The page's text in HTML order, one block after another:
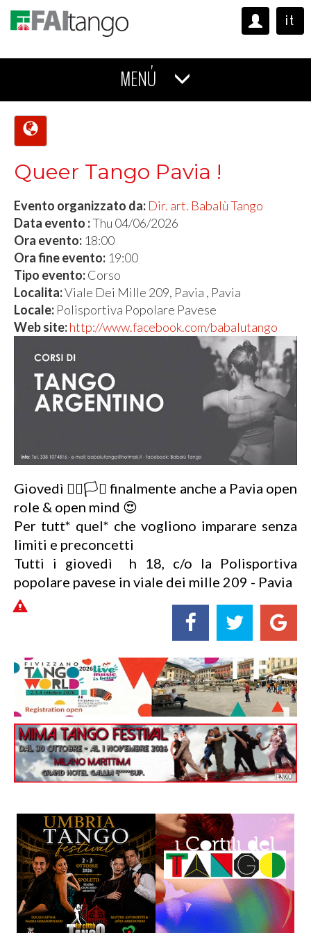
it
MENÚ
Queer Tango Pavia !
Evento organizzato da: Dir. art. Babalù Tango
Data evento :Thu 04/06/2026
Ora evento: 18:00
Ora fine evento: 19:00
Tipo evento:Corso
Localita:Viale Dei Mille 209, Pavia , Pavia
Locale: Polisportiva Popolare Pavese
Web site:http://www.facebook.com/babalutango
Giovedì 🏳️‍🌈🏳️‍⚧️ finalmente anche a Pavia open
role & open mind 😍
Per tutt* quel* che vogliono imparare senza
limiti e preconcetti
Tutti i giovedì h 18, c/o la Polisportiva
popolare pavese in viale dei mille 209 - Pavia